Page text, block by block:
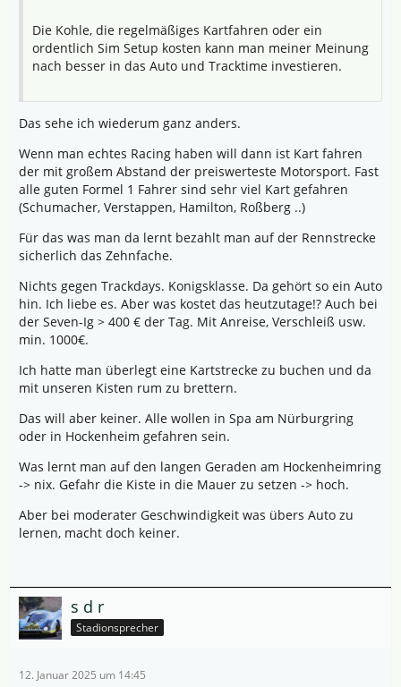
Die Kohle, die regelmäßiges Kartfahren oder ein
ordentlich Sim Setup kosten kann man meiner Meinung
nach besser in das Auto und Tracktime investieren.
Das sehe ich wiederum ganz anders.
Wenn man echtes Racing haben will dann ist Kart fahren
der mit großem Abstand der preiswerteste Motorsport. Fast
alle guten Formel 1 Fahrer sind sehr viel Kart gefahren
(Schumacher, Verstappen, Hamilton, Roßberg ..)
Für das was man da lernt bezahlt man auf der Rennstrecke
sicherlich das Zehnfache.
Nichts gegen Trackdays. Konigsklasse. Da gehört so ein Auto
hin. Ich liebe es. Aber was kostet das heutzutage!? Auch bei
der Seven-Ig > 400 € der Tag. Mit Anreise, Verschleiß usw.
min. 1000€.
Ich hatte man überlegt eine Kartstrecke zu buchen und da
mit unseren Kisten rum zu brettern.
Das will aber keiner. Alle wollen in Spa am Nürburgring
oder in Hockenheim gefahren sein.
Was lernt man auf den langen Geraden am Hockenheimring
-> nix. Gefahr die Kiste in die Mauer zu setzen -> hoch.
Aber bei moderater Geschwindigkeit was übers Auto zu
lernen, macht doch keiner.
s d r
Stadionsprecher
12. Januar 2025 um 14:45